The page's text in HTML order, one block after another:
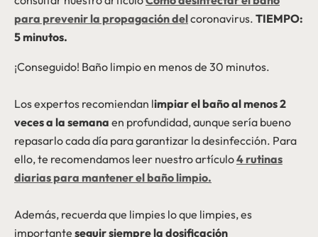
para prevenir la propagación delcoronavirus. TIEMPO:
5 minutos.
¡Conseguido! Baño limpio en menos de 30 minutos.
Los expertos recomiendan limpiar el baño al menos 2
veces a la semana en profundidad, aunque sería bueno
repasarlo cada día para garantizar la desinfección. Para
ello, te recomendamos leer nuestro artículo4 rutinas
diarias para mantener el baño limpio.
Además, recuerda que limpies lo que limpies, es
importante seguir siempre la dosificación